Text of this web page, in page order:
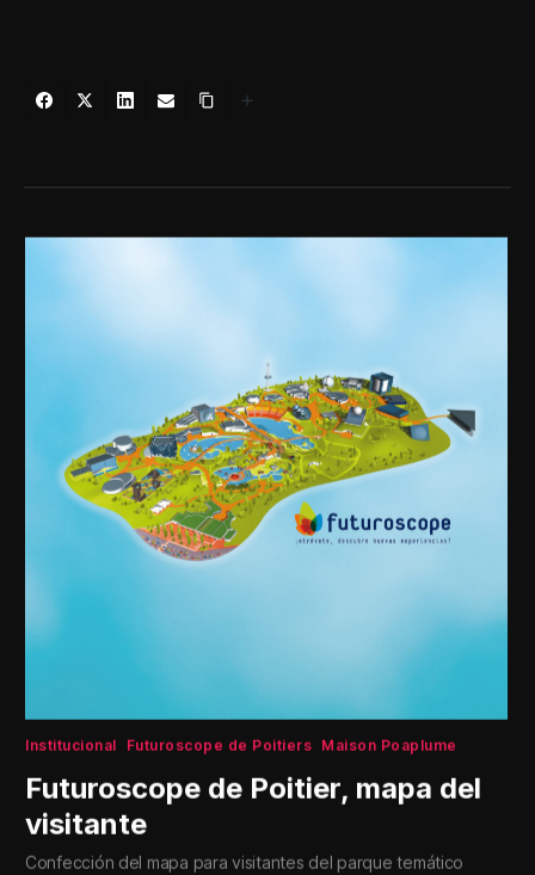
Institucional Futuroscope de Poitiers Maison Poaplume
Futuroscope de Poitier, mapa del
visitante
Confección del mapa para visitantes del parque temático